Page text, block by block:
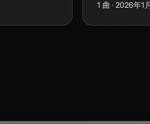
1 曲 · 2026年1